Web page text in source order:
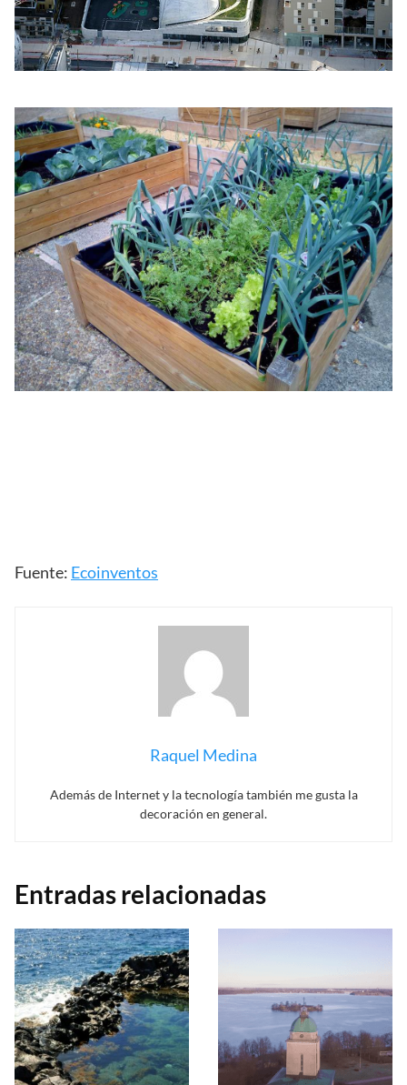
Fuente: Ecoinventos
Raquel Medina
Además de Internet y la tecnología también me gusta la
decoración en general.
Entradas relacionadas